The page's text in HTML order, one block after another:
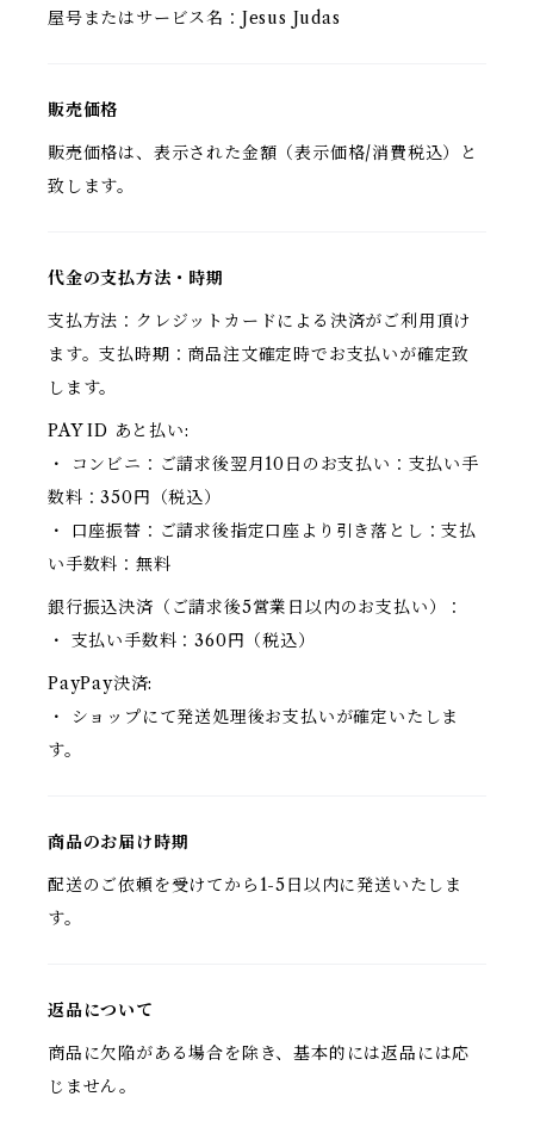
屋号またはサービス名：Jesus Judas
販売価格
販売価格は、表示された金額（表示価格/消費税込）と
致します。
代金の支払方法・時期
支払方法：クレジットカードによる決済がご利用頂け
ます。支払時期：商品注文確定時でお支払いが確定致
します。
PAY ID あと払い:
・ コンビニ：ご請求後翌月10日のお支払い：支払い手
数料：350円（税込）
・ 口座振替：ご請求後指定口座より引き落とし：支払
い手数料：無料
銀行振込決済（ご請求後5営業日以内のお支払い）：
・ 支払い手数料：360円（税込）
PayPay決済:
・ ショップにて発送処理後お支払いが確定いたしま
す。
商品のお届け時期
配送のご依頼を受けてから1-5日以内に発送いたしま
す。
返品について
商品に欠陥がある場合を除き、基本的には返品には応
じません。